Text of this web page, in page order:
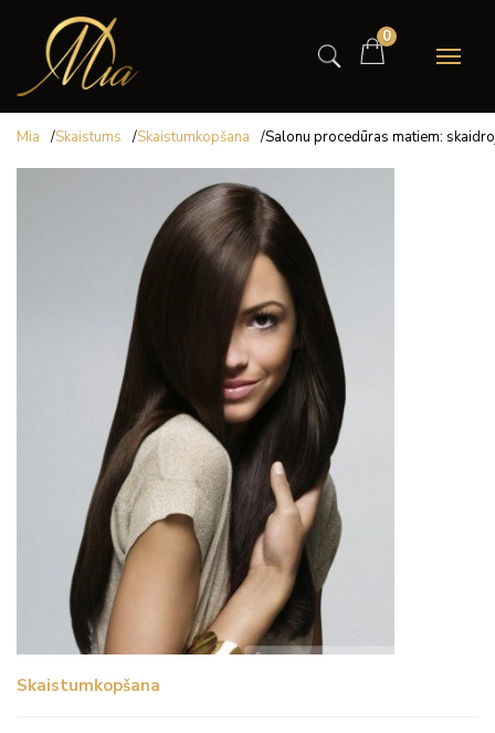
0
Mia /Skaistums /Skaistumkopšana /Salonu procedūras matiem:
Skaistumkopšana